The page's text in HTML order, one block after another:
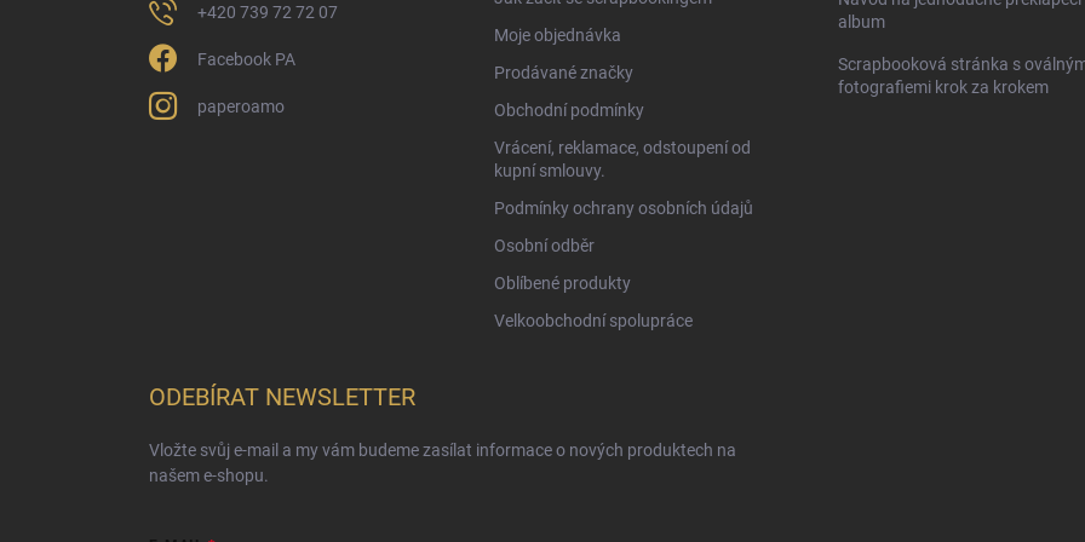
+420 739 72 72 07
Facebook PA
paperoamo
Moje objednávka
Prodávané značky
Obchodní podmínky
Vrácení, reklamace, odstoupení od
kupní smlouvy.
Podmínky ochrany osobních údajů
Osobní odběr
Oblíbené produkty
Velkoobchodní spolupráce
album
Scrapbooková stránka s
fotografiemi krok za krokem
ODEBÍRAT NEWSLETTER
Vložte svůj e-mail a my vám budeme zasílat informace o nových produktech na
našem e-shopu.